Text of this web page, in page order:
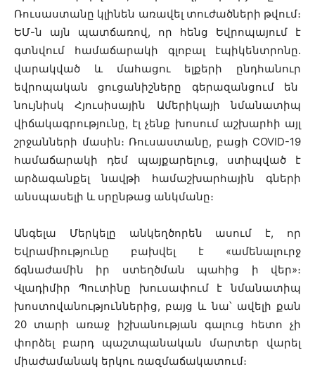
Ռուսաստանը կլինեն առավել տուժածների թվում։
ԵՄ-ն այն պատճառով, որ հենց Եվրոպայում է
գտնվում համաճարակի գլոբալ էպիկենտրոնը.
վարակված և մահացու ելքերի ընդհանուր
եվրոպական ցուցանիշները գերազանցում են
նույնիսկ Հյուսիսային Ամերիկայի նմանատիպ
վիճակագրությունը, էլ չենք խոսում աշխարհի այլ
շրջանների մասին։ Ռուսաստանը, բացի COVID-19
համաճարակի դեմ պայքարելուց, ստիպված է
արձագանքել նավթի համաշխարհային գների
անսպասելի և սրընթաց անկմանը։
Անգելա Մերկելը անկեղծորեն ասում է, որ
Եվրամիությունը բախվել է «ամենալուրջ
ճգնաժամին իր ստեղծման պահից ի վեր»։
Վլադիմիր Պուտինը խուսափում է նմանատիպ
խոստովանություններից, բայց և նա՝ ավելի քան
20 տարի առաջ իշխանության գալուց հետո չի
փորձել բարդ պաշտպանական մարտեր վարել
միաժամանակ երկու ռազմաճակատում։